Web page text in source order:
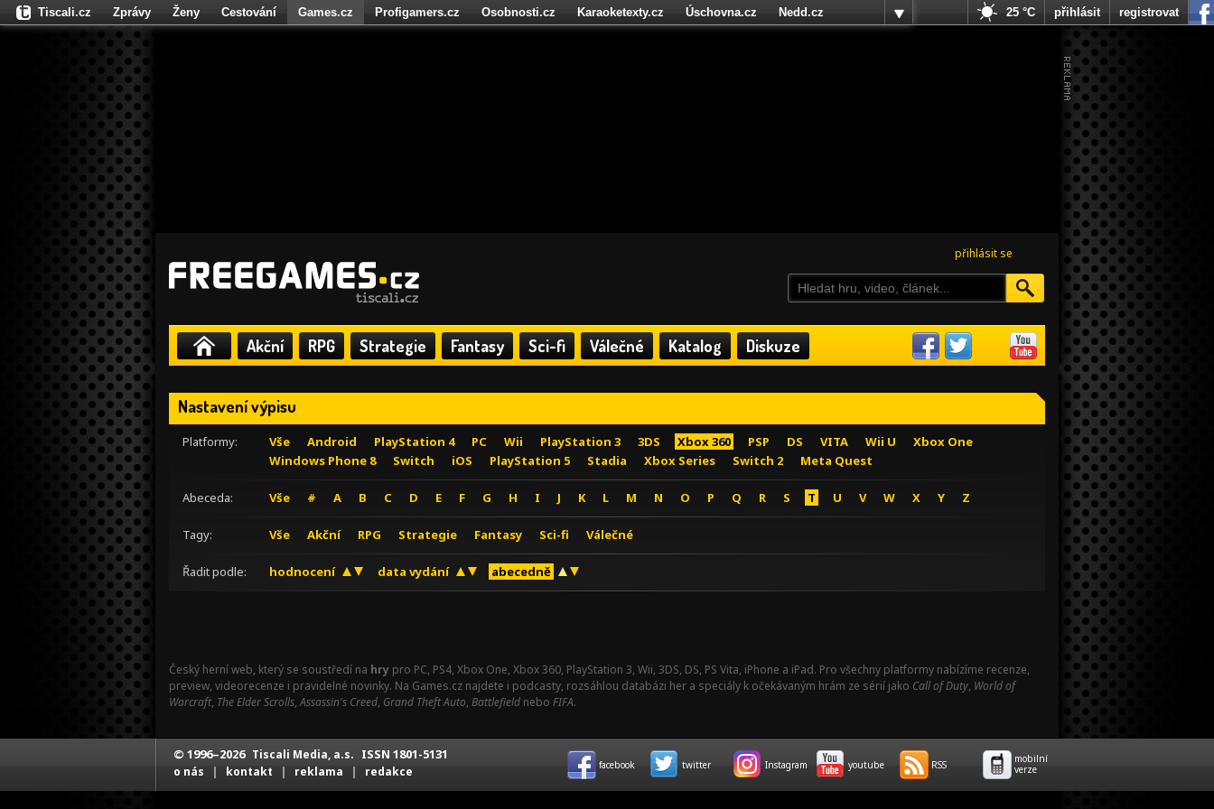
přihlásit se
Akční RPG Strategie Fantasy Sci-fi Válečné Katalog Diskuze
Nastavení výpisu
Platformy: Vše Android PlayStation 4 PC Wii PlayStation 3 3DS Xbox 360 PSP DS VITA Wii U
Xbox One
Windows Phone 8
Switch iOS PlayStation 5 Stadia Xbox Series Switch 2 Meta Quest
Abeceda: Vše # A B C D E F G H I J K L M N O P Q R S T U V W X Y Z
Tagy: Vše Akční RPG Strategie Fantasy Sci-fi Válečné
Řadit podle: hodnocení data vydání abecedně
Český herní web, který se soustředí na hry pro PC, PS4, Xbox One, Xbox 360, PlayStation 3, Wii, 3DS, DS, PS Vita, iPhone a iPad. Pro všechny platformy nabízíme recenze,
preview, videorecenze i pravidelné novinky. Na Games.cz najdete i podcasty, rozsáhlou databázi her a speciály k očekávaným hrám ze sérií jako Call of Duty, World of
Warcraft, The Elder Scrolls,Assassin's Creed, Grand Theft Auto, Battlefield nebo FIFA.
Tiscali.cz Zprávy Ženy Cestování Games.cz Profigamers.cz Osobnosti.cz Karaoketexty.cz Úschovna.cz
Nedd.cz
Fights.cz
25 °C přihlásit registrovat
© 1996–2026 Tiscali Media, a.s. ISSN 1801-5131
o nás | kontakt | reklama | redakce facebook twitter Instagram youtube RSS
mobilní
verze